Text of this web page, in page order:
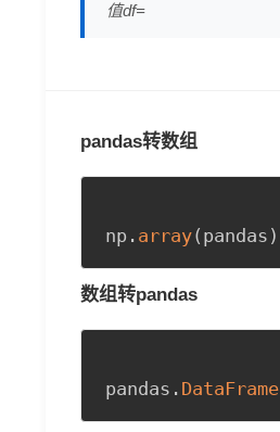
值df=
pandas转数组
np . array( pandas )
数组转pandas
pandas . DataFrame